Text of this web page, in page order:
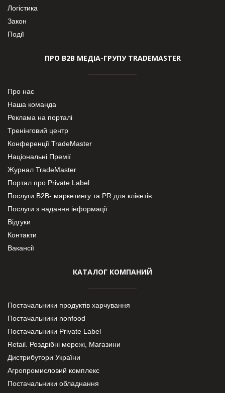
Логістика
Закон
Події
ПРО В2В МЕДІА-ГРУПУ TRADEMASTER
Про нас
Наша команда
Реклама на порталі
Тренінговий центр
Конференції TradeMaster
Національні Премії
Журнал TradeMaster
Портал про Private Label
Послуги В2В- маркетингу та PR для клієнтів
Послуги з надання інформації
Відгуки
Контакти
Вакансії
КАТАЛОГ КОМПАНИЙ
Постачальники продуктів харчування
Постачальники nonfood
Постачальники Private Label
Retail. Роздрібні мережі, Магазини
Дистрибутори України
Агропромисловий комплекс
Постачальники обладнання